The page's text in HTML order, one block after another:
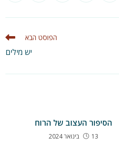
in
new
in
new
in
new
in
new
in
new
הפוסט הבא
יש מילים
הסיפור העצוב של הרוח
13 בינואר 2024